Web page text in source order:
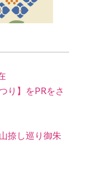
り】をPRをさ
捺し巡り御朱